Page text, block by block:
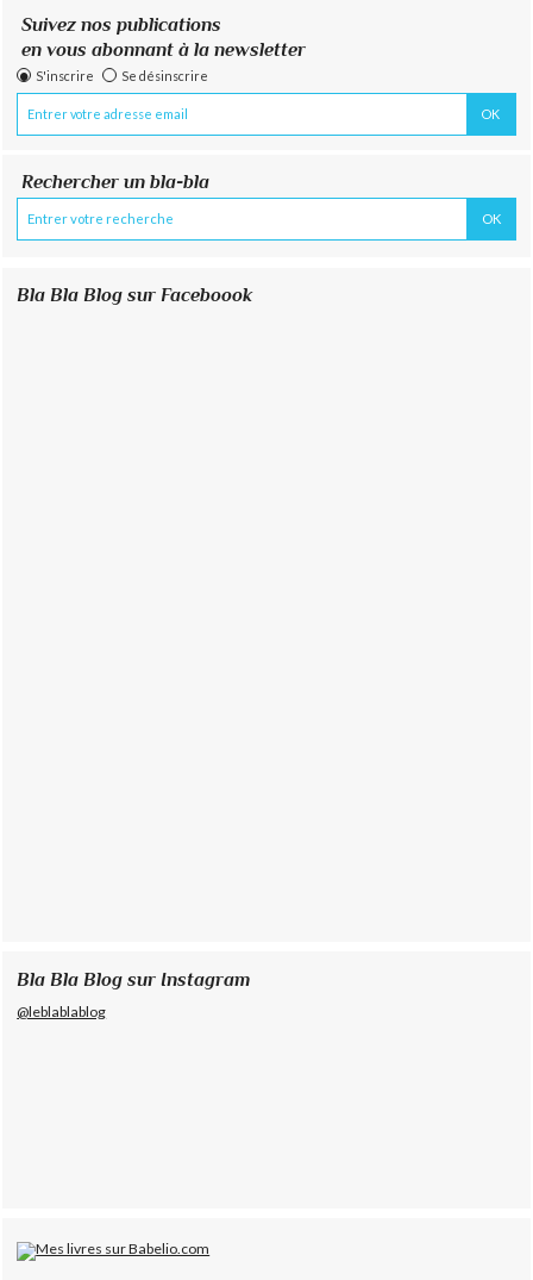
Suivez nos publications
en vous abonnant à la newsletter
S'inscrire Se désinscrire
Rechercher un bla-bla
Bla Bla Blog sur Faceboook
Bla Bla Blog sur Instagram
@leblablablog